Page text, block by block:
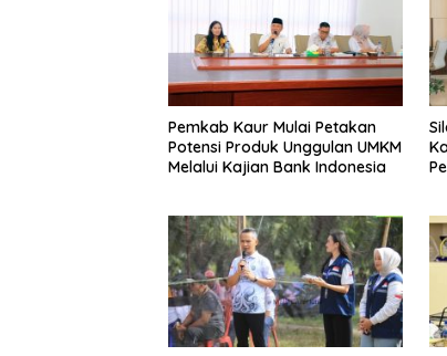
Pemkab Kaur Mulai Petakan
Potensi Produk Unggulan UMKM
Melalui Kajian Bank Indonesia